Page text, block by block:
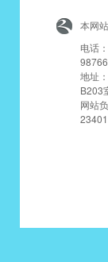
本网
电话
地址
B203
网站